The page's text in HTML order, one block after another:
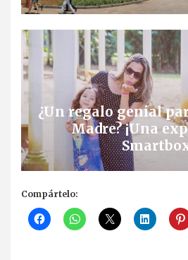
¿Un regalo genial
Madre? ¡Una
Compártelo: